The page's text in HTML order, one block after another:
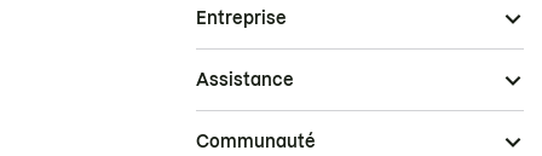
Entreprise
Assistance
Communauté